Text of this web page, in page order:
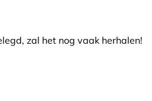
zal het nog vaak herhalen!